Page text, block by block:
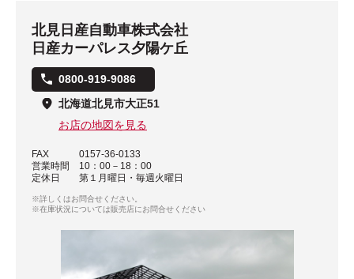
北見日産自動車株式会社
日産カーパレス夕陽ケ丘
0800-919-9086
北海道北見市大正51
お店の地図を見る
FAX
0157-36-0133
営業時間
10：00－18：00
定休日
第１月曜日・毎週火曜日
※詳しくはお問合せください。
※在庫状況については販売店にお問合せください